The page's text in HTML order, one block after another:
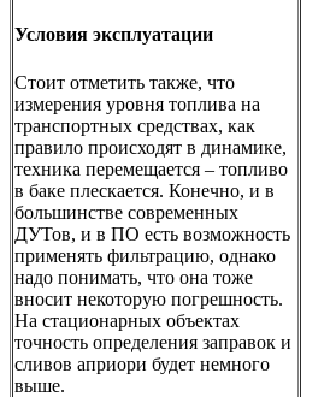
Условия эксплуатации
Стоит отметить также, что
измерения уровня топлива на
транспортных средствах, как
правило происходят в динамике,
техника перемещается – топливо
в баке плескается. Конечно, и в
большинстве современных
ДУТов, и в ПО есть возможность
применять фильтрацию, однако
надо понимать, что она тоже
вносит некоторую погрешность.
На стационарных объектах
точность определения заправок и
сливов априори будет немного
выше.